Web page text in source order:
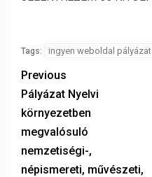
Tags: ingyen weboldal pályázat
Previous
Pályázat Nyelvi
környezetben
megvalósuló
nemzetiségi-,
népismereti, művészeti,